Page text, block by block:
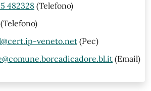
482328 (Telefono)
(Telefono)
veneto.net (Pec)
(Email)